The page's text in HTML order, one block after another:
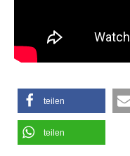
teilen
teilen